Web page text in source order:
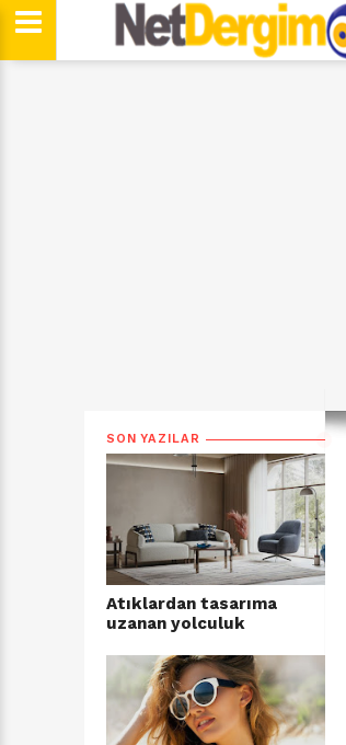
SON YAZILAR
Atıklardan tasarıma
uzanan yolculuk